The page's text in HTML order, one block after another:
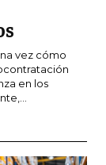
vez cómo
en los